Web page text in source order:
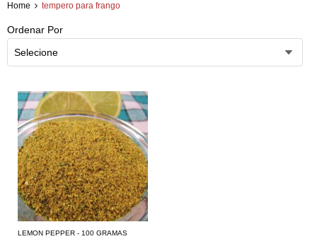
Home tempero para frango
Ordenar Por
Selecione
LEMON PEPPER - 100 GRAMAS